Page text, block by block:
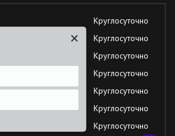
Круглосуточно
Круглосуточно
Круглосуточно
Круглосуточно
Круглосуточно
Круглосуточно
Круглосуточно